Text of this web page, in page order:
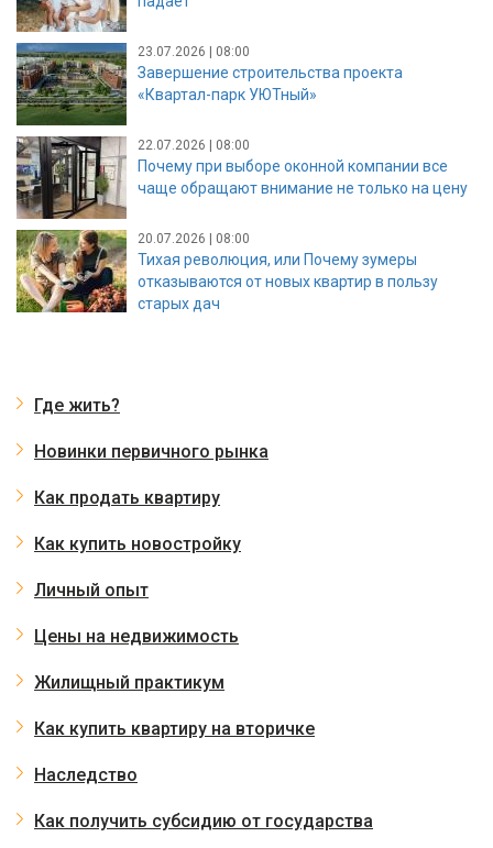
23.07.2026 | 08:00
Завершение строительства проекта
«Квартал-парк УЮТный»
22.07.2026 | 08:00
Почему при выборе оконной компании все
чаще обращают внимание не только на цену
20.07.2026 | 08:00
Тихая революция, или Почему зумеры
отказываются от новых квартир в пользу
старых дач
Где жить?
Новинки первичного рынка
Как продать квартиру
Как купить новостройку
Личный опыт
Цены на недвижимость
Жилищный практикум
Как купить квартиру на вторичке
Наследство
Как получить субсидию от государства